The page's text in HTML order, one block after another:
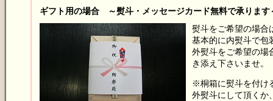
ギフト用の場合 ～熨斗・メッセージカード無料で承ります
熨斗をご希望の場合
基本的に内熨斗で包
外熨斗をご希望の場
き添え下さいませ。
※桐箱に熨斗を付け
外熨斗にして頂くか